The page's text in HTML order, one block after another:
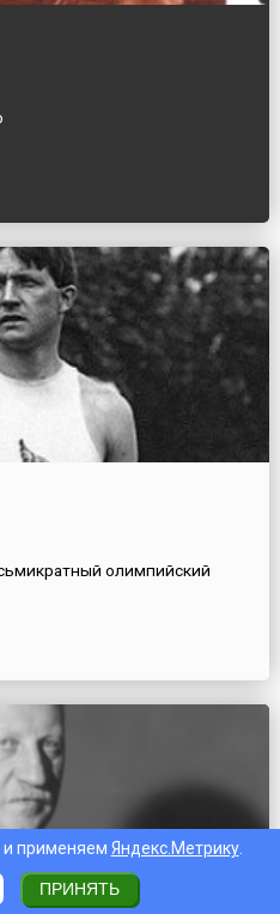
олимпийский
применяем Яндекс.Метрику.
ПРИНЯТЬ